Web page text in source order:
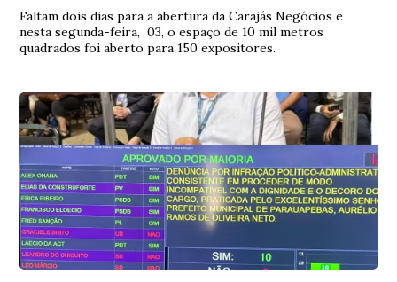
Faltam dois dias para a abertura da Carajás Negócios e
nesta segunda-feira, 03, o espaço de 10 mil metros
quadrados foi aberto para 150 expositores.